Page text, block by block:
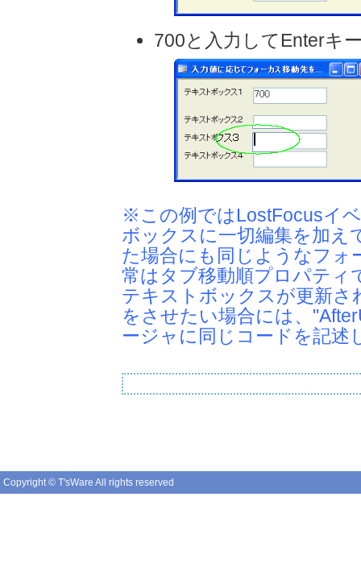
700と入力してEnterキ
※この例ではLostFocusイ
ボックスに一切編集を加え
た場合にも同じようなフォ
常はタブ移動順プロパティ
テキストボックスが更新さ
をさせたい場合には、
ージャに同じコードを記述
Copyright © T'sWare All rights reserved